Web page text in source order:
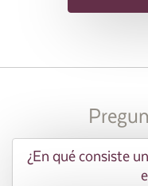
¿En qué consiste